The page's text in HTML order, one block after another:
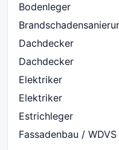
Bodenleger
Dachdecker
Dachdecker
Elektriker
Elektriker
Estrichleger
Fassadenbau / WDVS